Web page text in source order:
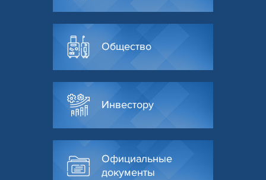
Общество
Инвестору
Официальные
документы